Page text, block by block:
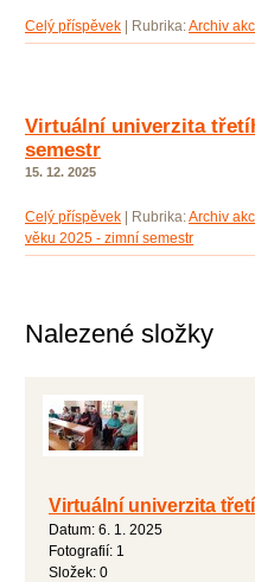
Celý příspěvek Rubrika:Archiv
Virtuální univerzita
semestr
15. 12. 2025
Celý příspěvek Rubrika:Archiv
věku 2025 - zimní semestr
Nalezené složky
Virtuální univerzita
Datum: 6. 1. 2025
Fotografií: 1
Složek: 0